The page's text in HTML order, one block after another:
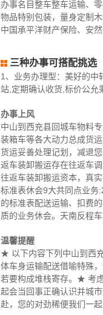
办事名目整车整车运输、
物品特别包装，量身定制
中国承平洋财产保险、安
三种办事可搭配挑选
1、业务办理型：美好的中
站,定期确认收货,标价公允
办事上风
中山到西充县回城车物料
装箱车等各大动力总成货
货运妥善处理记划，减退
返车装卸搬运存在往返车
往返车装卸搬运资本，真
标准表休会9大共同点业务
的标准表配送运输、扣费
质的业务休会。天南反程
温馨提醒
★ 以下内容下列中山到西
体车身运输配送借喻特殊
若要构成堆栈寄存。★ 考
起会当回事正确认识并城
赴，您的对劲稀便我们一